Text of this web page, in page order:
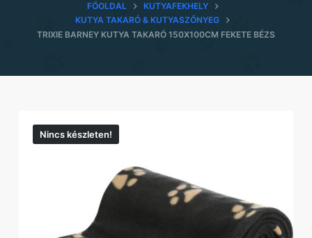
FŐOLDAL
KUTYAFEKHELY
KUTYA TAKARÓ & KUTYASZŐNYEG
TRIXIE BARNEY KUTYA TAKARÓ 150X100CM FEKETE BÉZS
Nincs készleten!